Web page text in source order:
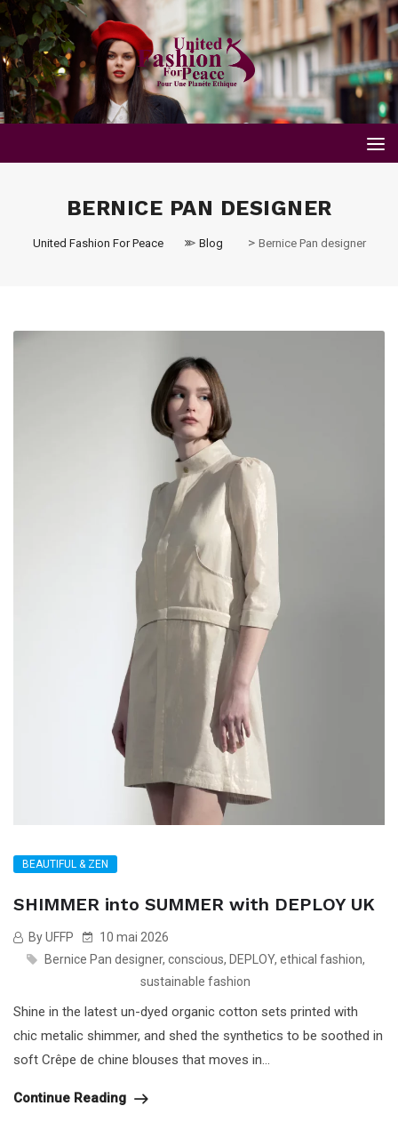
BERNICE PAN DESIGNER
United Fashion For Peace > Blog > Bernice Pan designer
BEAUTIFUL & ZEN
SHIMMER into SUMMER with DEPLOY UK
By UFFP
10 mai 2026
Bernice Pan designer, conscious, DEPLOY, ethical fashion,
sustainable fashion
Shine in the latest un-dyed organic cotton sets printed with
chic metalic shimmer, and shed the synthetics to be soothed in
soft Crêpe de chine blouses that moves in...
Continue Reading